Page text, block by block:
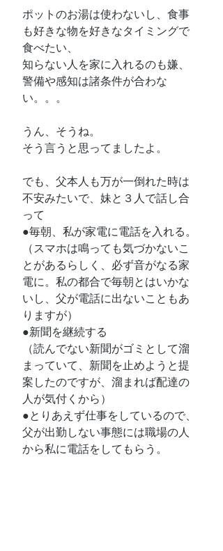
ポットのお湯は使わないし、食事
も好きな物を好きなタイミングで
食べたい、
知らない人を家に入れるのも嫌、
警備や感知は諸条件が合わな
い。。。
うん、そうね。
そう言うと思ってましたよ。
でも、父本人も万が一倒れた時は
不安みたいで、妹と３人で話し合
って
●毎朝、私が家電に電話を入れる。
（スマホは鳴っても気づかないこ
とがあるらしく、必ず音がなる家
電に。私の都合で毎朝とはいかな
いし、父が電話に出ないこともあ
りますが）
●新聞を継続する
（読んでない新聞がゴミとして溜
まっていて、新聞を止めようと提
案したのですが、溜まれば配達の
人が気付くから）
●とりあえず仕事をしているので、
父が出勤しない事態には職場の人
から私に電話をしてもらう。